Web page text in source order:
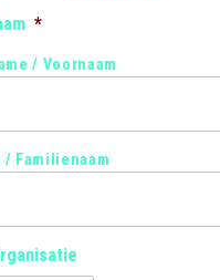
*
/ Voornaam
/ Familienaam